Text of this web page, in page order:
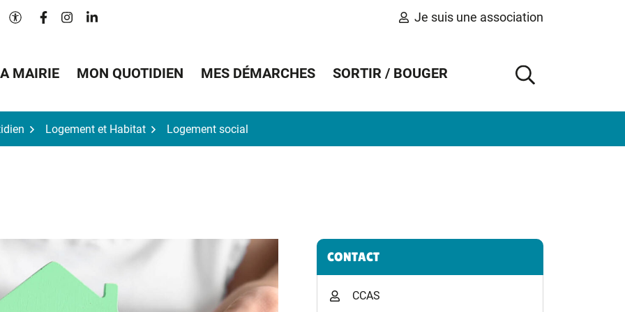
Paramètres d'accessibilité
Lien vers le compte Facebook
Lien vers le compte Instagram
Lien vers le compte Linkedin Je suis une association
MAIRIE MON QUOTIDIEN MES DÉMARCHES SORTIR / BOUGER
AFFICHER
Logement et Habitat Logement social
Informations complémentaires
CONTACT
CCAS